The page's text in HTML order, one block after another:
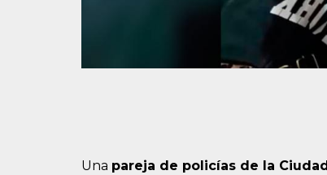
Una pareja de policías de la Ciudad